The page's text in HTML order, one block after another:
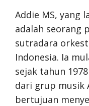
Addie MS, yang
adalah seorang
sutradara
Indonesia. Ia
sejak tahun
dari grup musik
bertujuan